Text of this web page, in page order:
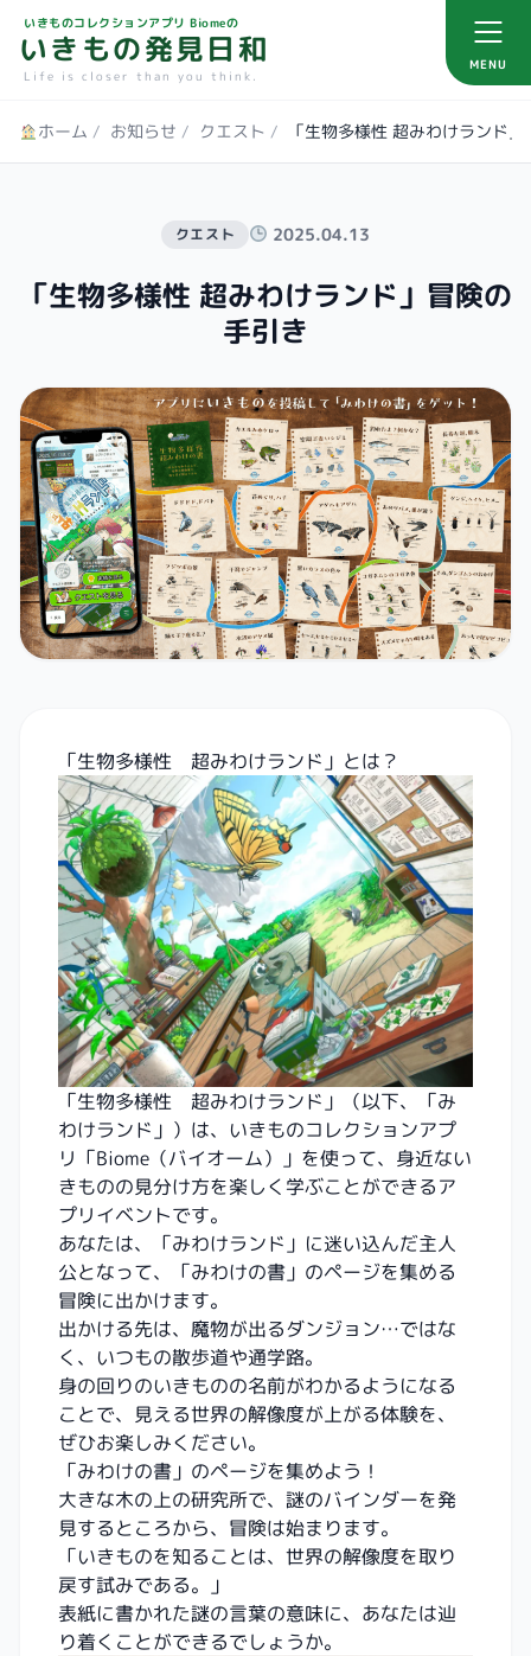
いきものコレクションアプリ Biomeの
いきもの発見日和
Life is closer than you think.
MENU
ホーム / お知らせ / クエスト / 「生物多様性 超みわけランド
クエスト 2025.04.13
「生物多様性 超みわけランド」冒険の
手引き
「生物多様性 超みわけランド」とは？
「生物多様性 超みわけランド」（以下、「み
わけランド」）は、いきものコレクションアプ
リ「Biome（バイオーム）」を使って、身近ない
きものの見分け方を楽しく学ぶことができるア
プリイベントです。
あなたは、「みわけランド」に迷い込んだ主人
公となって、「みわけの書」のページを集める
冒険に出かけます。
出かける先は、魔物が出るダンジョン…ではな
く、いつもの散歩道や通学路。
身の回りのいきものの名前がわかるようになる
ことで、見える世界の解像度が上がる体験を、
ぜひお楽しみください。
「みわけの書」のページを集めよう！
大きな木の上の研究所で、謎のバインダーを発
見するところから、冒険は始まります。
「いきものを知ることは、世界の解像度を取り
戻す試みである。」
表紙に書かれた謎の言葉の意味に、あなたは辿
り着くことができるでしょうか。